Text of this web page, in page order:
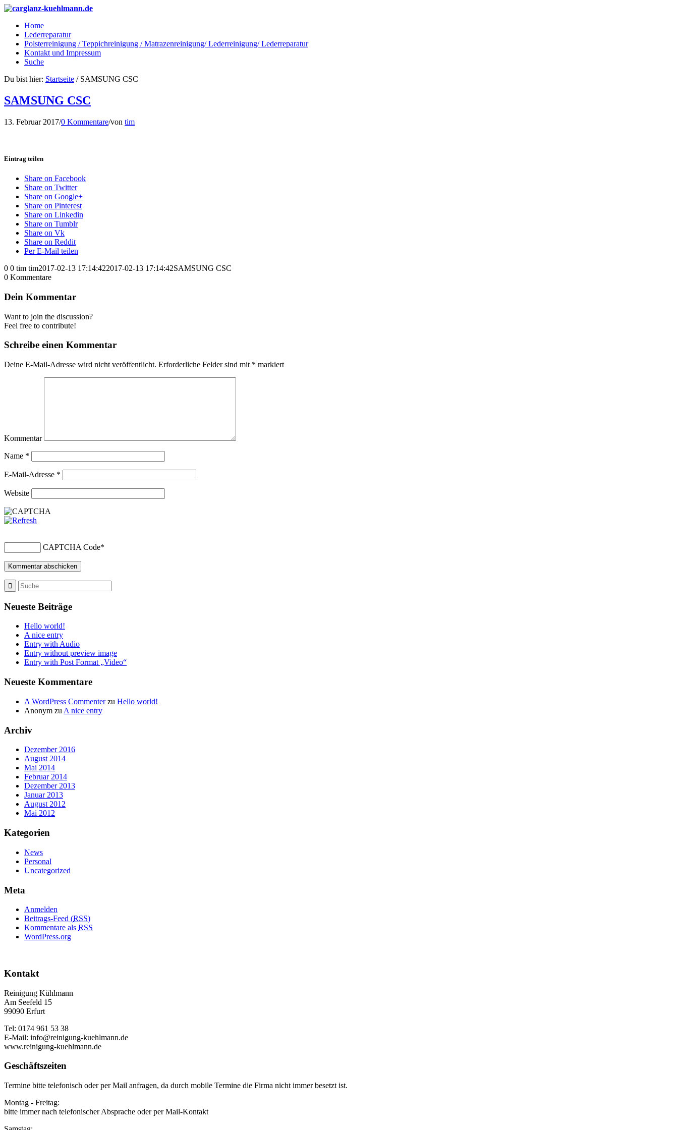
Home
Lederreparatur
Polsterreinigung / Teppichreinigung / Matrazenreinigung/ Lederreinigung/ Lederreparatur
Kontakt und Impressum
Suche
Du bist hier: Startseite / SAMSUNG CSC
SAMSUNG CSC
13. Februar 2017/0 Kommentare/von tim
Eintrag teilen
Share on Facebook
Share on Twitter
Share on Google+
Share on Pinterest
Share on Linkedin
Share on Tumblr
Share on Vk
Share on Reddit
Per E-Mail teilen
0 0 tim tim2017-02-13 17:14:422017-02-13 17:14:42SAMSUNG CSC
0 Kommentare
Dein Kommentar
Want to join the discussion?
Feel free to contribute!
Schreibe einen Kommentar
Deine E-Mail-Adresse wird nicht veröffentlicht. Erforderliche Felder sind mit * markiert
Kommentar
Name *
E-Mail-Adresse *
Website
CAPTCHA Code*
Neueste Beiträge
Hello world!
A nice entry
Entry with Audio
Entry without preview image
Entry with Post Format „Video“
Neueste Kommentare
A WordPress Commenterzu Hello world!
Anonym zu A nice entry
Archiv
Dezember 2016
August 2014
Mai 2014
Februar 2014
Dezember 2013
Januar 2013
August 2012
Mai 2012
Kategorien
News
Personal
Uncategorized
Meta
Anmelden
Beitrags-Feed (RSS)
Kommentare als RSS
WordPress.org
Kontakt
Reinigung Kühlmann
Am Seefeld 15
99090 Erfurt
Tel: 0174 961 53 38
E-Mail: info@reinigung-kuehlmann.de
www.reinigung-kuehlmann.de
Geschäftszeiten
Termine bitte telefonisch oder per Mail anfragen, da durch mobile Termine die Firma nicht immer besetzt ist.
Montag - Freitag:
bitte immer nach telefonischer Absprache oder per Mail-Kontakt